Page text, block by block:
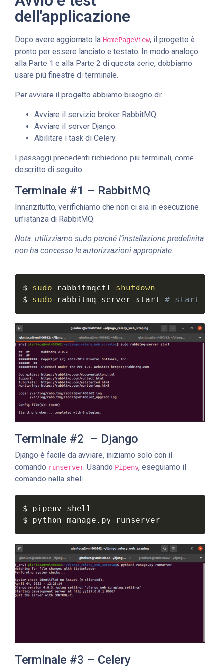
dell'applicazione
Dopo avere aggiornato la HomePageView, il progetto è
pronto per essere lanciato e testato. In modo analogo
alla Parte 1 e alla Parte 2 di questa serie, dobbiamo
usare più finestre di terminale.
Per avviare il progetto abbiamo bisogno di:
Avviare il servizio broker RabbitMQ.
Avviare il server Django.
Abilitare i task di Celery.
I passaggi precedenti richiedono più terminali, come
descritto di seguito.
Terminale #1 – RabbitMQ
Innanzitutto, verifichiamo che non ci sia in esecuzione
un’istanza di RabbitMQ.
Nota: utilizziamo sudo perché l’installazione predefinita
non ha concesso le autorizzazioni appropriate.
$ sudo rabbitmqctl shutdown
$ sudo rabbitmq-server start # start
Terminale #2 – Django
Django è facile da avviare, iniziamo solo con il
comando runserver. Usando Pipenv, eseguiamo il
comando nella shell
$ pipenv shell
$ python manage.py runserver
Terminale #3 – Celery